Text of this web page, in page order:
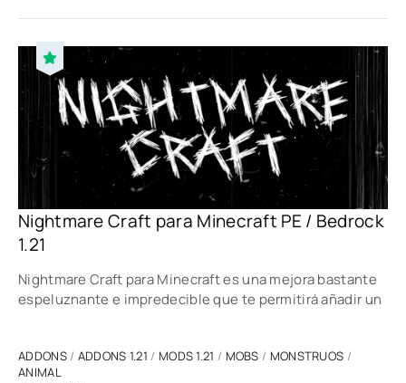
Nightmare Craft para Minecraft PE / Bedrock
1.21
Nightmare Craft para Minecraft es una mejora bastante
espeluznante e impredecible que te permitirá añadir un
ADDONS/ ADDONS 1.21 / MODS 1.21 / MOBS / MONSTRUOS /
ANIMAL